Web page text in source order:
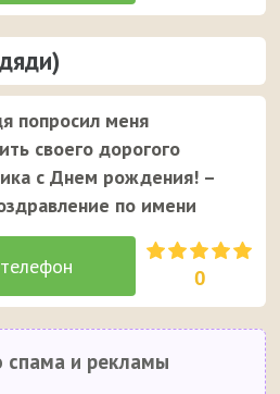
попросил меня
своего дорогого
с Днем рождения! –
по имени
0
спама и рекламы